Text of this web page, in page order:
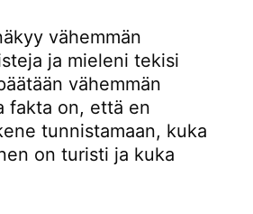
vähemmän
ja mieleni tekisi
vähemmän
fakta on, että en
tunnistamaan, kuka
on turisti ja kuka